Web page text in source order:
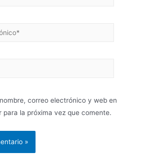
correo electrónico y web en
para la próxima vez que comente.